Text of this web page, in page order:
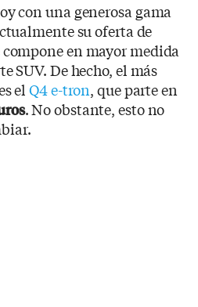
con una generosa gama
su oferta de
en mayor medida
SUV. De hecho, el más
elQ4 e-tron, que parte en
. No obstante, esto no